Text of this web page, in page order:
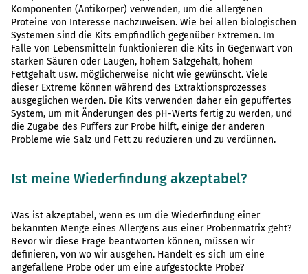
Komponenten (Antikörper) verwenden, um die allergenen
Proteine von Interesse nachzuweisen. Wie bei allen biologischen
Systemen sind die Kits empfindlich gegenüber Extremen. Im
Falle von Lebensmitteln funktionieren die Kits in Gegenwart von
starken Säuren oder Laugen, hohem Salzgehalt, hohem
Fettgehalt usw. möglicherweise nicht wie gewünscht. Viele
dieser Extreme können während des Extraktionsprozesses
ausgeglichen werden. Die Kits verwenden daher ein gepuffertes
System, um mit Änderungen des pH-Werts fertig zu werden, und
die Zugabe des Puffers zur Probe hilft, einige der anderen
Probleme wie Salz und Fett zu reduzieren und zu verdünnen.
Ist meine Wiederfindung akzeptabel?
Was ist akzeptabel, wenn es um die Wiederfindung einer
bekannten Menge eines Allergens aus einer Probenmatrix geht?
Bevor wir diese Frage beantworten können, müssen wir
definieren, von wo wir ausgehen. Handelt es sich um eine
angefallene Probe oder um eine aufgestockte Probe?